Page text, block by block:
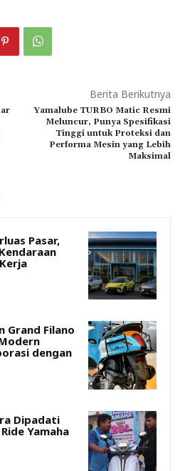
Berita Berikutnya
Yamalube TURBO Matic Resmi
Meluncur, Punya Spesifikasi
Tinggi untuk Proteksi dan
Performa Mesin yang Lebih
Maksimal
Pasar,
Grand Filano
dengan
Dipadati
Yamaha